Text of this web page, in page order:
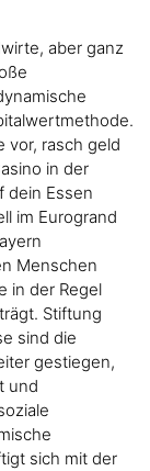
aber ganz
vor, rasch geld
in der
dein Essen
im Eurogrand
Menschen
in der Regel
Stiftung
sind die
gestiegen,
und
sich mit der